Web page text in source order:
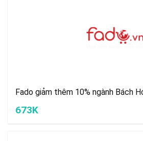
Fado giảm thêm 10% ngành Bách
673K